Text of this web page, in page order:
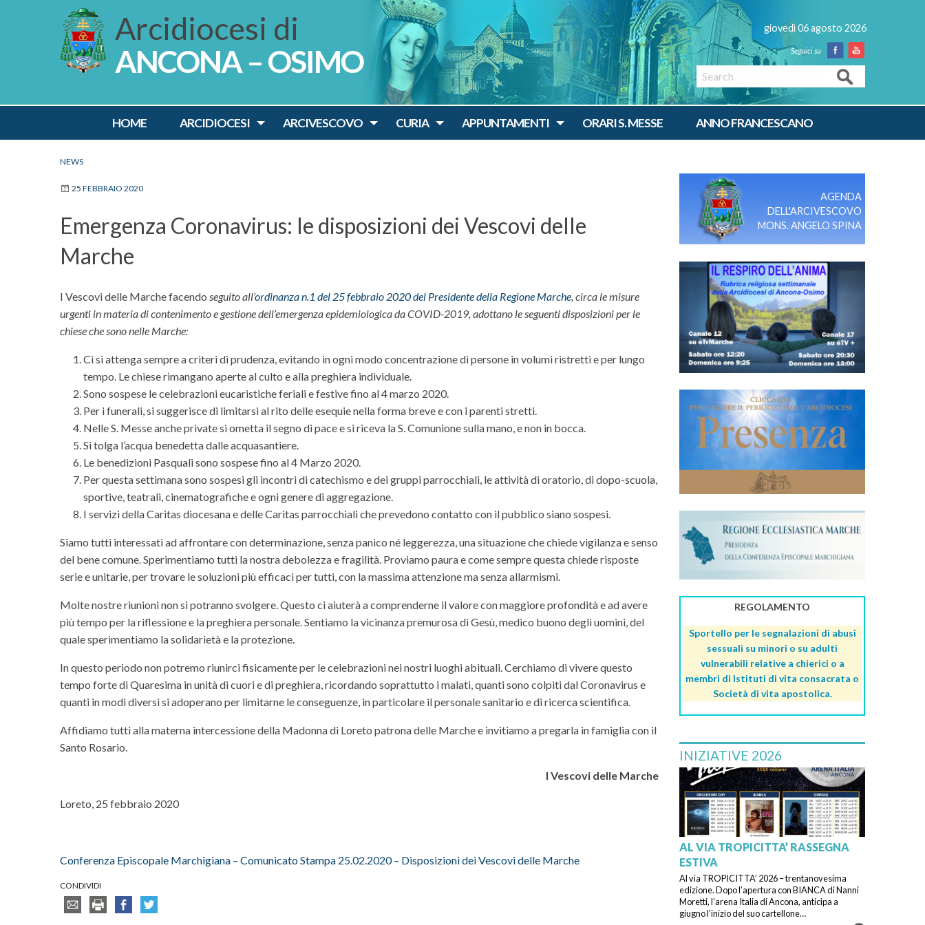
giovedì 06 agosto 2026
Facebook
Youtube
Search
Arcidiocesi di
Ancona Osimo
ANCONA – OSIMO
HOME ARCIDIOCESI ARCIVESCOVO CURIA APPUNTAMENTI ORARI S. MESSE ANNO FRANCESCANO
NEWS
25 FEBBRAIO 2020
Emergenza Coronavirus: le disposizioni dei Vescovi delle
Marche
I Vescovi delle Marche facendo seguito all’ordinanza n.1 del 25 febbraio 2020 del Presidente della Regione Marche , circa le misure
urgenti in materia di contenimento e gestione dell’emergenza epidemiologica da COVID-2019, adottano le seguenti disposizioni per le
chiese che sono nelle Marche:
Ci si attenga sempre a criteri di prudenza, evitando in ogni modo concentrazione di persone in volumi ristretti e per lungo
tempo. Le chiese rimangano aperte al culto e alla preghiera individuale.
Sono sospese le celebrazioni eucaristiche feriali e festive fino al 4 marzo 2020.
Per i funerali, si suggerisce di limitarsi al rito delle esequie nella forma breve e con i parenti stretti.
Nelle S. Messe anche private si ometta il segno di pace e si riceva la S. Comunione sulla mano, e non in bocca.
Si tolga l’acqua benedetta dalle acquasantiere.
Le benedizioni Pasquali sono sospese fino al 4 Marzo 2020.
Per questa settimana sono sospesi gli incontri di catechismo e dei gruppi parrocchiali, le attività di oratorio, di dopo-scuola,
sportive, teatrali, cinematografiche e ogni genere di aggregazione.
I servizi della Caritas diocesana e delle Caritas parrocchiali che prevedono contatto con il pubblico siano sospesi.
Siamo tutti interessati ad affrontare con determinazione, senza panico né leggerezza, una situazione che chiede vigilanza e senso
del bene comune. Sperimentiamo tutti la nostra debolezza e fragilità. Proviamo paura e come sempre questa chiede risposte
serie e unitarie, per trovare le soluzioni più efficaci per tutti, con la massima attenzione ma senza allarmismi.
Molte nostre riunioni non si potranno svolgere. Questo ci aiuterà a comprenderne il valore con maggiore profondità e ad avere
più tempo per la riflessione e la preghiera personale. Sentiamo la vicinanza premurosa di Gesù, medico buono degli uomini, del
quale sperimentiamo la solidarietà e la protezione.
In questo periodo non potremo riunirci fisicamente per le celebrazioni nei nostri luoghi abituali. Cerchiamo di vivere questo
tempo forte di Quaresima in unità di cuori e di preghiera, ricordando soprattutto i malati, quanti sono colpiti dal Coronavirus e
quanti in modi diversi si adoperano per limitarne le conseguenze, in particolare il personale sanitario e di ricerca scientifica.
Affidiamo tutti alla materna intercessione della Madonna di Loreto patrona delle Marche e invitiamo a pregarla in famiglia con il
Santo Rosario.
I Vescovi delle Marche
Loreto, 25 febbraio 2020
Conferenza Episcopale Marchigiana – Comunicato Stampa 25.02.2020 – Disposizioni dei Vescovi delle Marche
CONDIVIDI
AGENDA
DELL'ARCIVESCOVO
MONS. ANGELO SPINA
REGOLAMENTO
Sportello per le segnalazioni di abusi
sessuali su minori o su adulti
vulnerabili relative a chierici o a
membri di Istituti di vita consacrata o
Società di vita apostolica.
INIZIATIVE 2026
AL VIA TROPICITTA’ RASSEGNA
ESTIVA
Al via TROPICITTA’ 2026 – trentanovesima
edizione. Dopo l’apertura con BIANCA di Nanni
Moretti, l’arena Italia di Ancona, anticipa a
giugno l’inizio del suo cartellone…